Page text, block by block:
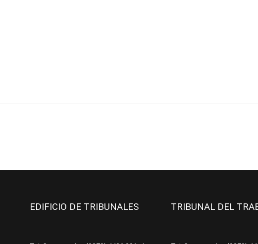
EDIFICIO DE TRIBUNALES TRIBUNAL DEL